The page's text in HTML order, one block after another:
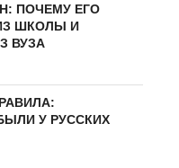
ПОЧЕМУ ЕГО
ШКОЛЫ И
ВУЗА
У РУССКИХ